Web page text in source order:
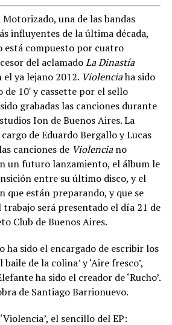
una de las bandas
influyentes de la última década,
está compuesto por cuatro
del aclamadoLa Dinastía
el ya lejano 2012. Violenciaha sido
10′ y cassette por el sello
grabadas las canciones durante
Ion de Buenos Aires. La
de Eduardo Bergallo y Lucas
canciones de Violenciano
un futuro lanzamiento, el álbum le
entre su último disco, y el
que están preparando, y que se
trabajo será presentado el día 21 de
Club de Buenos Aires.
ha sido el encargado de escribir los
baile de la colina’ y ‘Aire fresco’,
ha sido el creador de ‘Rucho’.
de Santiago Barrionuevo.
el sencillo del EP: